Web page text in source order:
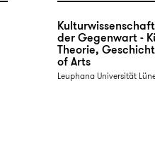
der Gegenwart -
Theorie,
of Arts
Leuphana Universität